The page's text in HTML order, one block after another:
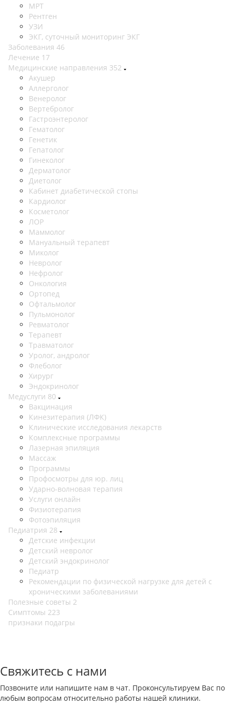
МРТ
Рентген
УЗИ
ЭКГ, суточный мониторинг ЭКГ
Заболевания 46
Лечение 17
Медицинские направления 352
Акушер
Аллерголог
Венеролог
Вертебролог
Гастроэнтеролог
Гематолог
Генетик
Гепатолог
Гинеколог
Дерматолог
Диетолог
Кабинет диабетической стопы
Кардиолог
Косметолог
ЛОР
Маммолог
Мануальный терапевт
Миколог
Невролог
Нефролог
Онкология
Ортопед
Офтальмолог
Пульмонолог
Ревматолог
Терапевт
Травматолог
Уролог, андролог
Флеболог
Хирург
Эндокринолог
Медуслуги 80
Вакцинация
Кинезитерапия (ЛФК)
Клинические исследования лекарств
Комплексные программы
Лазерная эпиляция
Массаж
Программы
Профосмотры для юр. лиц
Ударно-волновая терапия
Услуги онлайн
Физиотерапия
Фотоэпиляция
Педиатрия 28
Детские инфекции
Детский невролог
Детский эндокринолог
Педиатр
Рекомендации по физической нагрузке для детей с
хроническими заболеваниями
Полезные советы 2
Симптомы 223
признаки подагры
Свяжитесь с нами
Позвоните или напишите нам в чат. Проконсультируем Вас по
любым вопросам относительно работы нашей клиники.